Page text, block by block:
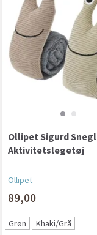
Ollipet Sigurd Snegl
Aktivitetslegetøj
Ollipet
89,00
Grøn Khaki/Grå